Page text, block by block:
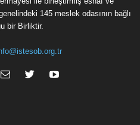
145 meslek odasının bağlı
bir Birliktir.